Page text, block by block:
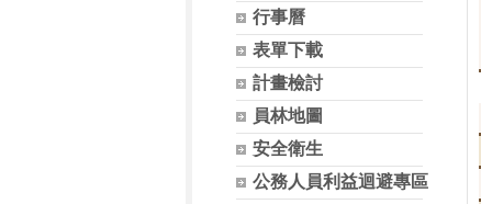
行事曆
表單下載
計畫檢討
員林地圖
安全衛生
公務人員利益迴避專區